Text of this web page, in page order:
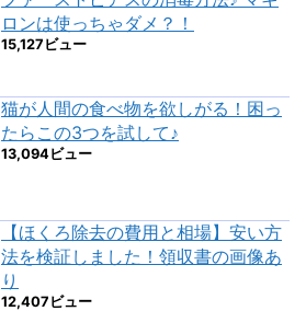
ロンは使っちゃダメ？！
15,127ビュー
猫が人間の食べ物を欲しがる！困っ
たらこの3つを試して♪
13,094ビュー
【ほくろ除去の費用と相場】安い方
法を検証しました！領収書の画像あ
り
12,407ビュー